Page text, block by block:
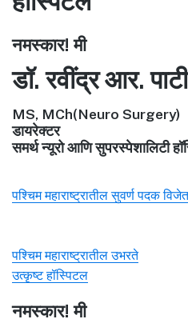
नमस्कार! मी
डॉ. रवींद्र आर.
MS, MCh(Neuro Surgery)
डायरेक्टर
समर्थ न्यूरो आणि सुपरस्पेशालिटी
पश्चिम महाराष्ट्रातील सुवर्ण पदक
पश्चिम महाराष्ट्रातील उभरते
उत्कृष्ट हॉस्पिटल
नमस्कार! मी